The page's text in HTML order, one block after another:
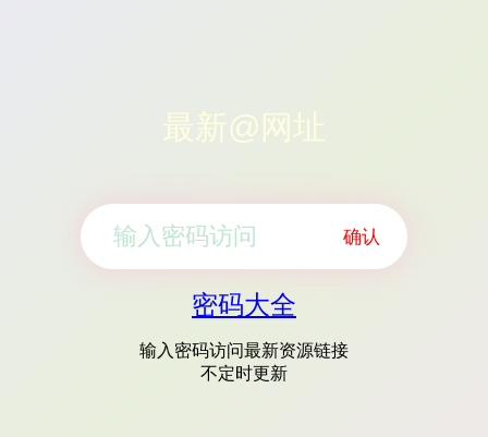
确认
密码大全
输入密码访问最新资源链接
不定时更新